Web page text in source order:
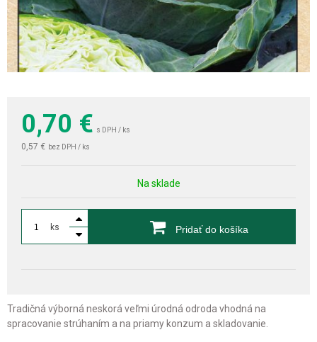
0,70 € s DPH / ks
0,57 € bez DPH / ks
Na sklade
ks Pridať do košíka
Tradičná výborná neskorá veľmi úrodná odroda vhodná na
spracovanie strúhaním a na priamy konzum a skladovanie.